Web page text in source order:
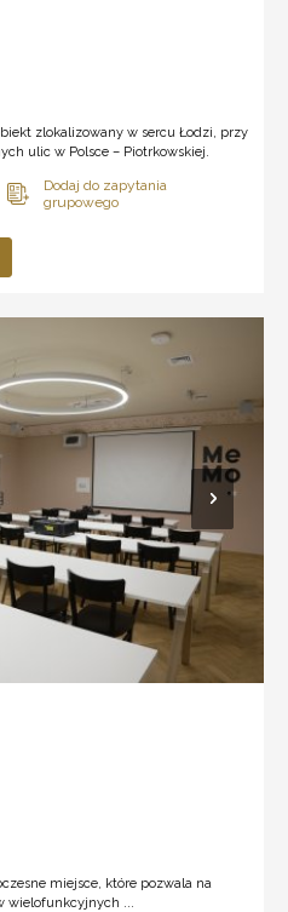
zlokalizowany w sercu Łodzi, przy
ulic w Polsce – Piotrkowskiej.
miejsce, które pozwala na
wielofunkcyjnych ...